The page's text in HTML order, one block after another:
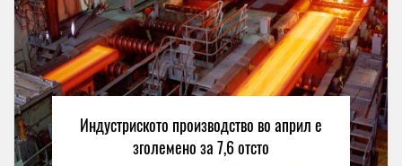
Индустриското производство во април е
зголемено за 7,6 отсто